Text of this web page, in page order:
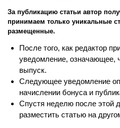
За публикацию статьи автор
принимаем только уникальные
размещенные.
После того, как редактор
уведомление, означающее,
выпуск.
Следующее уведомление
начислении бонуса и
Спустя неделю после этой
разместить статью на